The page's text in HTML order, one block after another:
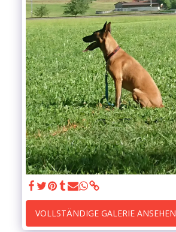
VOLLSTÄNDIGE GALERIE ANSEHEN